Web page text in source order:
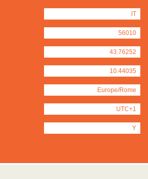
IT
56010
43.76252
10.44035
Europe/Rome
UTC+1
Y